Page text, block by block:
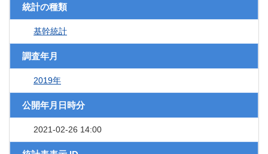
統計の種類
基幹統計
調査年月
2019年
公開年月日時分
2021-02-26 14:00